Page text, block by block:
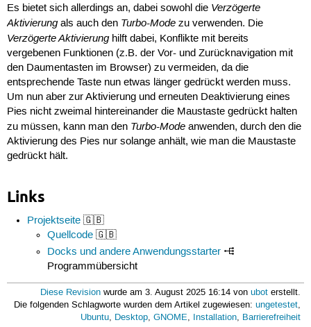
Es bietet sich allerdings an, dabei sowohl die Verzögerte
Aktivierungals auch den Turbo-Modezu verwenden. Die
Verzögerte Aktivierunghilft dabei, Konflikte mit bereits
vergebenen Funktionen (z.B. der Vor- und Zurücknavigation mit
den Daumentasten im Browser) zu vermeiden, da die
entsprechende Taste nun etwas länger gedrückt werden muss.
Um nun aber zur Aktivierung und erneuten Deaktivierung eines
Pies nicht zweimal hintereinander die Maustaste gedrückt halten
zu müssen, kann man den Turbo-Modeanwenden, durch den die
Aktivierung des Pies nur solange anhält, wie man die Maustaste
gedrückt hält.
Links
Projektseite 🇬🇧
Quellcode 🇬🇧
Docks und andere Anwendungsstarter
Programmübersicht
Diese Revision wurde am 3. August 2025 16:14 vonubot erstellt.
Die folgenden Schlagworte wurden dem Artikel zugewiesen:ungetestet,
Ubuntu, Desktop,GNOME, Installation, Barrierefreiheit